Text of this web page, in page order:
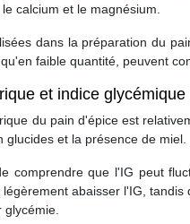
calcium et le magnésium.
dans la préparation du
faible quantité, peuvent
et indice
du pain d'épice est
glucides et la présence de
comprendre que l'IG peut
abaisser l'IG,